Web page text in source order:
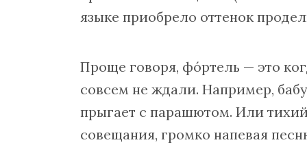
языке приобрело оттенок
Проще говоря, фóртель — это
совсем не ждали. Например,
прыгает с парашютом. Или
совещания, громко напевая